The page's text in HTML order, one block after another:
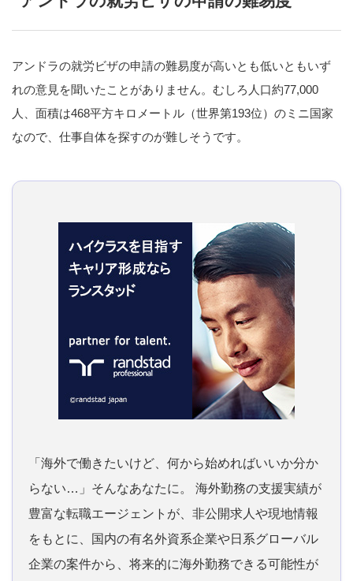
アンドラの就労ビザの申請の難易度が高いとも低いともいず
れの意見を聞いたことがありません。むしろ人口約77,000
人、面積は468平方キロメートル（世界第193位）のミニ国家
なので、仕事自体を探すのが難しそうです。
「海外で働きたいけど、何から始めればいいか分か
らない…」そんなあなたに。 海外勤務の支援実績が
豊富な転職エージェントが、非公開求人や現地情報
をもとに、国内の有名外資系企業や日系グローバル
企業の案件から、将来的に海外勤務できる可能性が